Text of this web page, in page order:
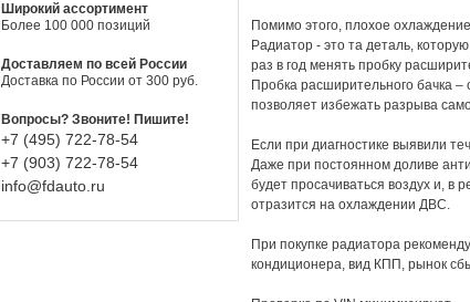
Помимо этого, плохое
Радиатор - это та деталь,
раз в год менять пробку
Пробка расширительного бачка
позволяет избежать разрыва
Если при диагностике выявили
Даже при постоянном доливе
будет просачиваться воздух и, в
отразится на охлаждении ДВС.
При покупке радиатора
кондиционера, вид КПП, рынок
Широкий ассортимент
Более 100 000 позиций
Доставляем по всей России
Доставка по России от 300 руб.
Вопросы? Звоните! Пишите!
+7 (495) 722-78-54
+7 (903) 722-78-54
info@fdauto.ru